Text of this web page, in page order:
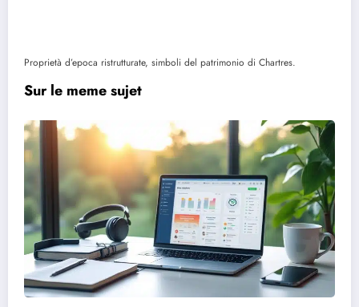
Proprietà d’epoca ristrutturate, simboli del patrimonio di Chartres.
Sur le meme sujet